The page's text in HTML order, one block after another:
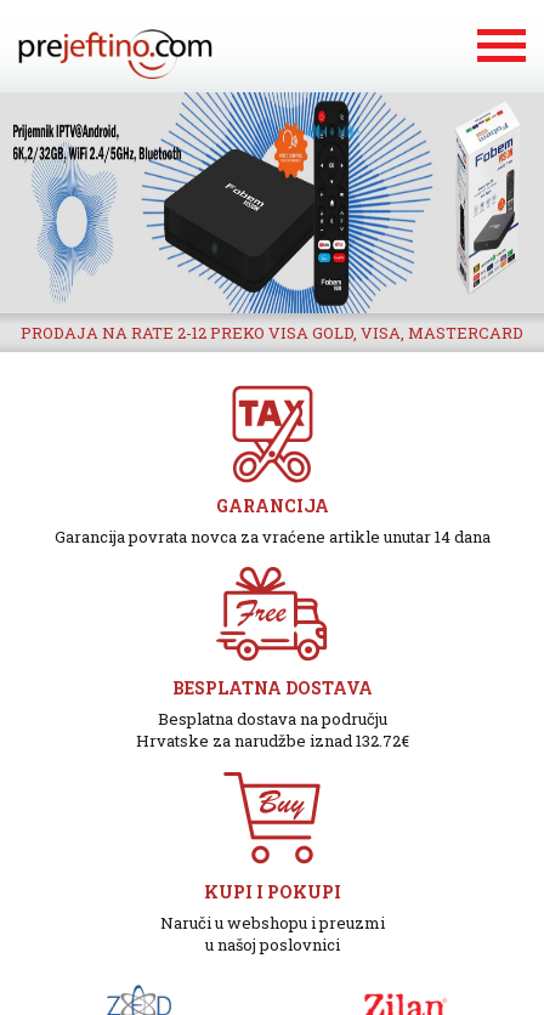
PRODAJA NA RATE 2-12 PREKO VISA GOLD, VISA, MASTERCARD
GARANCIJA
Garancija povrata novca za vraćene artikle unutar 14 dana
BESPLATNA DOSTAVA
Besplatna dostava na području
Hrvatske za narudžbe iznad 132.72€
KUPI I POKUPI
Naruči u webshopu i preuzmi
u našoj poslovnici